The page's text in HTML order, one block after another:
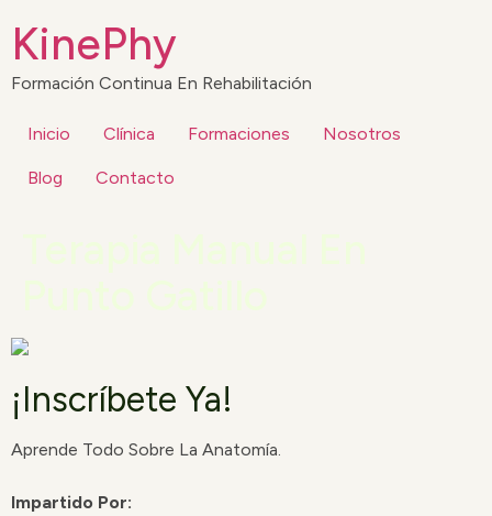
KinePhy
Formación Continua En Rehabilitación
Inicio Clínica Formaciones Nosotros
Blog Contacto
¡Inscríbete Ya!
Aprende Todo Sobre La Anatomía.
Impartido Por: